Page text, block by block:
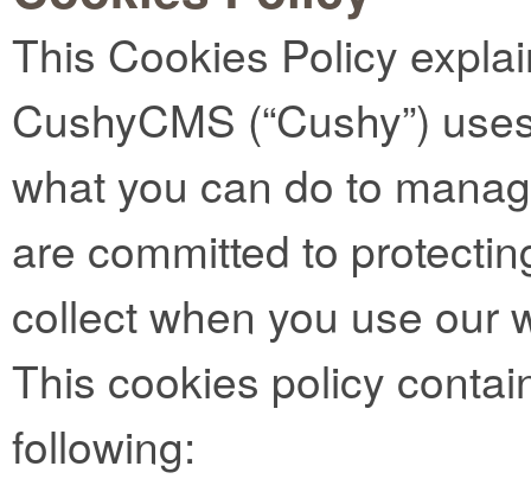
This Cookies Policy
CushyCMS (“Cushy”)
what you can do to
are committed to
collect when you use our
This cookies policy
following: